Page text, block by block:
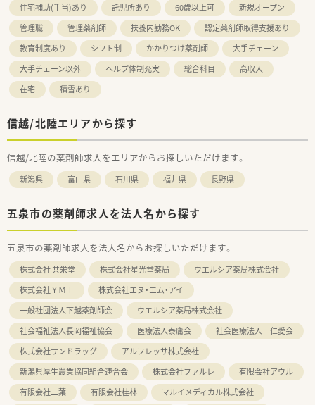
住宅補助(手当)あり
託児所あり 60歳以上可
新規オープン
管理職
管理薬剤師 扶養内勤務OK
認定薬剤師取得支援あり
教育制度あり
シフト制 かかりつけ薬剤師
大手チェーン
大手チェーン以外
ヘルプ体制充実 総合科目
高収入
在宅
積雪あり
信越/北陸エリアから探す
信越/北陸の薬剤師求人をエリアからお探しいただけます。
新潟県 富山県 石川県 福井県 長野県
五泉市の薬剤師求人を法人名から探す
五泉市の薬剤師求人を法人名からお探しいただけます。
株式会社 共栄堂 株式会社星光堂薬局
ウエルシア薬局株式会社
株式会社ＹＭＴ
株式会社エヌ・エム・アイ
一般社団法人下越薬剤師会
ウエルシア薬局株式会社
社会福祉法人長岡福祉協会
医療法人泰庸会
社会医療法人 仁愛会
株式会社サンドラッグ
アルフレッサ株式会社
新潟県厚生農業協同組合連合会
株式会社ファルレ
有限会社アウル
有限会社二葉
有限会社桂林
マルイメディカル株式会社